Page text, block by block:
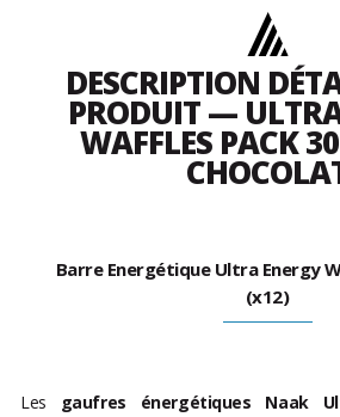
DESCRIPTION
PRODUIT —
WAFFLES PACK
Barre Energétique Ultra Energy
(x12)
Les
gaufres énergétiques Naak